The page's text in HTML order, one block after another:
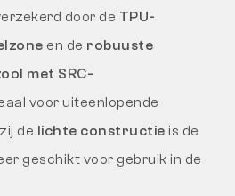
door de TPU-
en de robuuste
met SRC-
voor uiteenlopende
de lichte constructie is de
geschikt voor gebruik in de